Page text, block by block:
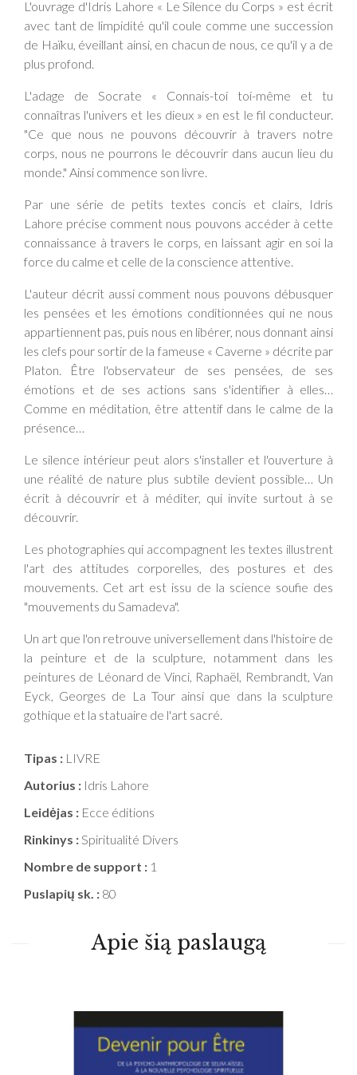
L'ouvrage d'Idris Lahore « Le Silence du Corps » est écrit
avec tant de limpidité qu'il coule comme une succession
de Haïku, éveillant ainsi, en chacun de nous, ce qu'il y a de
plus profond.
L'adage de Socrate « Connais-toi toi-même et tu
connaîtras l'univers et les dieux » en est le fil conducteur.
"Ce que nous ne pouvons découvrir à travers notre
corps, nous ne pourrons le découvrir dans aucun lieu du
monde." Ainsi commence son livre.
Par une série de petits textes concis et clairs, Idris
Lahore précise comment nous pouvons accéder à cette
connaissance à travers le corps, en laissant agir en soi la
force du calme et celle de la conscience attentive.
L'auteur décrit aussi comment nous pouvons débusquer
les pensées et les émotions conditionnées qui ne nous
appartiennent pas, puis nous en libérer, nous donnant ainsi
les clefs pour sortir de la fameuse « Caverne » décrite par
Platon. Être l'observateur de ses pensées, de ses
émotions et de ses actions sans s'identifier à elles…
Comme en méditation, être attentif dans le calme de la
présence…
Le silence intérieur peut alors s'installer et l'ouverture à
une réalité de nature plus subtile devient possible… Un
écrit à découvrir et à méditer, qui invite surtout à se
découvrir.
Les photographies qui accompagnent les textes illustrent
l'art des attitudes corporelles, des postures et des
mouvements. Cet art est issu de la science soufie des
"mouvements du Samadeva".
Un art que l'on retrouve universellement dans l'histoire de
la peinture et de la sculpture, notamment dans les
peintures de Léonard de Vinci, Raphaël, Rembrandt, Van
Eyck, Georges de La Tour ainsi que dans la sculpture
gothique et la statuaire de l'art sacré.
Tipas : LIVRE
Autorius : Idris Lahore
Leidėjas : Ecce éditions
Rinkinys :Spiritualité Divers
Nombre de support : 1
Puslapių sk. : 80
Apie šią paslaugą